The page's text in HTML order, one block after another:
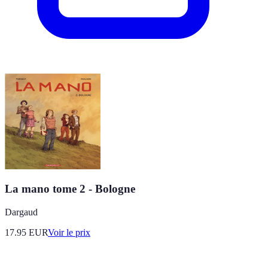
La mano tome 2 - Bologne
Dargaud
17.95 EURVoir le prix